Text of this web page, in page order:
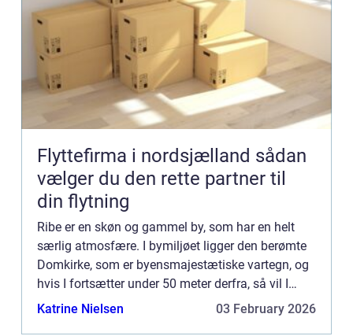
Flyttefirma i nordsjælland sådan
vælger du den rette partner til
din flytning
Ribe er en skøn og gammel by, som har en helt
særlig atmosfære. I bymiljøet ligger den berømte
Domkirke, som er byensmajestætiske vartegn, og
hvis I fortsætter under 50 meter derfra, så vil I
blive m...
Katrine Nielsen 03 February 2026